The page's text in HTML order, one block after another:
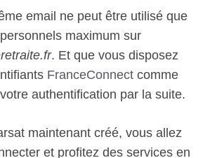
email ne peut être utilisé que
maximum sur
. Et que vous disposez
FranceConnect comme
authentification par la suite.
maintenant créé, vous allez
et profitez des services en